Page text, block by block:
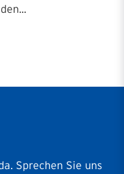
Sprechen Sie uns